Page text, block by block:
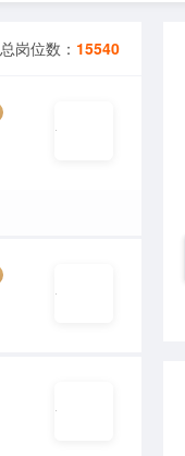
总岗位数： 15540